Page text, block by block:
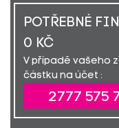
POTŘEBNÉ
0 KČ
V případě vašeho
částku na účet :
2777 575